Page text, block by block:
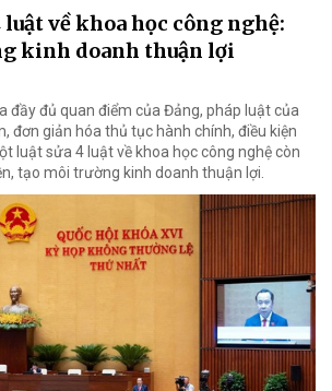
về khoa học công nghệ:
kinh doanh thuận lợi
đầy đủ quan điểm của Đảng, pháp luật của
đơn giản hóa thủ tục hành chính, điều kiện
luật sửa 4 luật về khoa học công nghệ còn
tạo môi trường kinh doanh thuận lợi.